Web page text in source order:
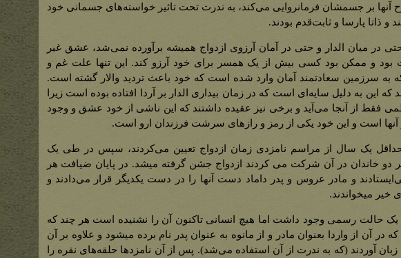
آنها بر جسمشان فرمانروایی می‌کند، به ندرت تحت تاثیر خواسته‌های جسمانی خود
و ذاتا پارسا و ثابت‌قدم بودند.
در میان الدار و حتی در آمان آرزوی ازدواج همیشه برآورده نمی‌شد، عشق غیر
بود و ممکن بود کسی بیش از یک همسر برای خود آرزو کند. این تنها علت غم و
به سرزمین سعادتمند آمان وارد شده است که خود باعث تردید والار گشته است.
که این به دلیل سایه‌ای است که در زمان بیداری الدار بر آردا افتاده بوده است زیرا
فقط از آنجا می‌آید و برخی نیز عقیده داشتند که این ناشی از خود عشق و وجود
آنها است و این خود یکی از رمز و رازهای سرشت فرزندان ارو است.
یک سال از مراسم نامزدی زمان ازدواج تعیین می‌کردند، سپس در طی یک
دو خاندان در آن شرکت می کردند ازدواج جشن گرفته میشد. در پایان ضیافت هر
و مادر عروس و پدر داماد دست آنها را در دست یکدیگر قرار می‌دادند و
خیر میخواندند.
یک حالت رسمی وجود داشت اما هیچ انسانی تاکنون آن را نشنیده است هر چند که
که در آن از واردا بعنوان مادر و از مانوه به عنوان پدر نام برده میشود و علاوه بر آن
زبان آوردند (که به ندرت از آن استفاده می‌شد). پس از آن نامزدها حلقه‌های نقره را